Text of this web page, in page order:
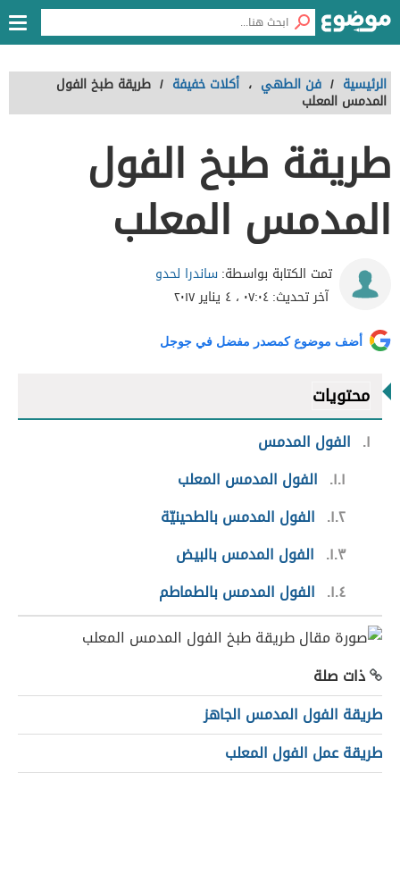
الرئيسية / فن الطهي ، أكلات خفيفة / طريقة طبخ الفول
المدمس المعلب
طريقة طبخ الفول
المدمس المعلب
تمت الكتابة بواسطة:ساندرا لحدو
آخر تحديث:٠٧:٠٤ ، ٤ يناير ٢٠١٧
أضف موضوع كمصدر مفضل في جوجل
محتويات
١
الفول المدمس
١.١
الفول المدمس المعلب
١.٢
الفول المدمس بالطحينيّة
١.٣
الفول المدمس بالبيض
١.٤
الفول المدمس بالطماطم
ذات صلة
طريقة الفول المدمس الجاهز
طريقة عمل الفول المعلب